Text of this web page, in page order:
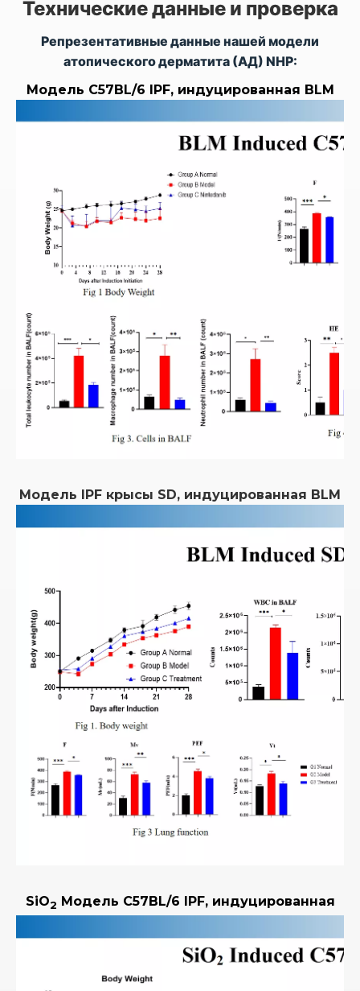
Технические данные и проверка
Репрезентативные данные нашей модели
атопического дерматита (АД) NHP:
Модель C57BL/6 IPF, индуцированная BLM
Модель IPF крысы SD, индуцированная BLM
SiO2 Модель C57BL/6 IPF, индуцированная